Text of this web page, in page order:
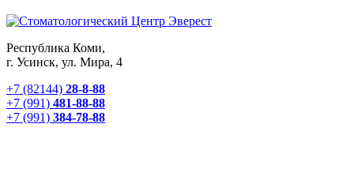
Республика Коми,
г. Усинск, ул. Мира, 4
+7 (82144) 28-8-88
+7 (991) 481-88-88
+7 (991) 384-78-88